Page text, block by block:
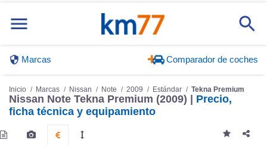
Marcas Comparador de coches
Inicio Marcas Nissan Note 2009 Estándar Tekna Premium
Nissan Note Tekna Premium (2009) | Precio,
ficha técnica y equipamiento